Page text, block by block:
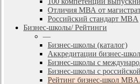
Отличия МВА от
Российский стандарт MBA
Бизнес-школы/ Рейтинги
—
Бизнес-школы (каталог)
Аккредитации бизнес-школ
Бизнес-школы с
Бизнес-школы с
Рейтинг бизнес-школ